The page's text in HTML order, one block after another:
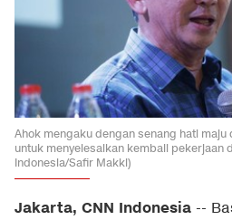
Ahok mengaku dengan senang hati
untuk menyelesaikan kembali pekerjaan
Indonesia/Safir Makki)
Jakarta, CNN Indonesia --